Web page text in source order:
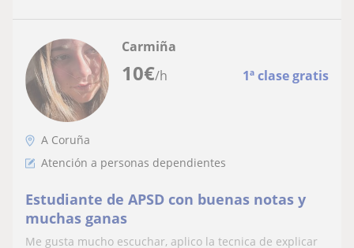
10€/h 1ª clase gratis
Carmiña
A Coruña
Atención a personas dependientes
Estudiante de APSD con buenas notas y
muchas ganas
Me gusta mucho escuchar, aplico la tecnica de explicar